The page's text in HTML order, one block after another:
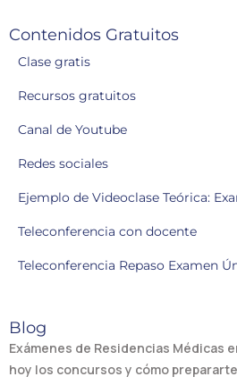
Contenidos Gratuitos
Clase gratis
Recursos gratuitos
Canal de Youtube
Redes sociales
Ejemplo de Videoclase Teórica:
Teleconferencia con docente
Teleconferencia Repaso Examen
Blog
Exámenes de Residencias Médicas
hoy los concursos y cómo